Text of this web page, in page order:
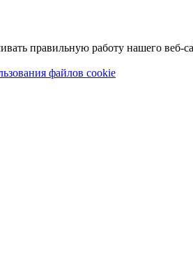
правильную работу нашего веб-
файлов cookie